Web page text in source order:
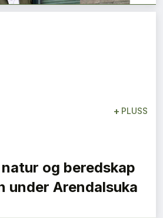
UTGIVELSE HER
+ PLUSS
og beredskap
under Arendalsuka